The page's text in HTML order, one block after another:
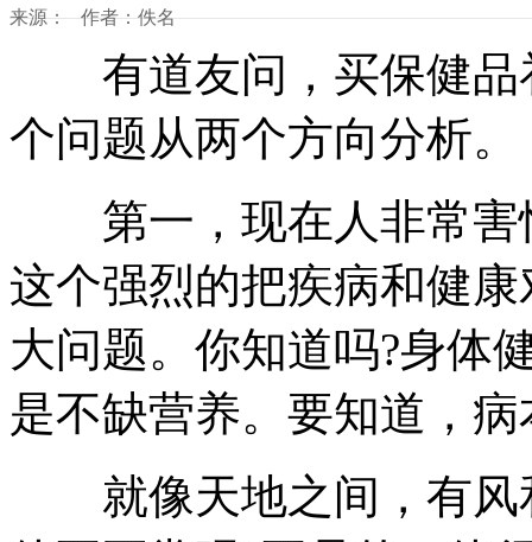
来源： 作者：佚名
有道友问，买保健品
个问题从两个方向分析。
第一，现在人非常害
这个强烈的把疾病和健
大问题。你知道吗?身体
是不缺营养。要知道，
就像天地之间，有风